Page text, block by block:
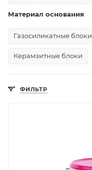
Материал основания
Газосиликатные блоки
Керамзитные блоки
ФИЛЬТР